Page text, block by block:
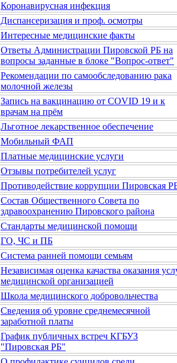
Коронавирусная инфекция
Диспансеризация и проф. осмотры
Интересные медицинские факты
Ответы Администрации Пировской РБ на
вопросы заданные в блоке "Вопрос-ответ"
Рекомендации по самообследованию рака
молочной железы
Запись на вакцинацию от COVID 19 и к
врачам на прём
Льготное лекарственное обеспечение
Мобильный ФАП
Платные медицинские услуги
Отзывы потребителей услуг
Противодействие коррупции Пировская
Состав Общественного Совета по
здравоохранению Пировского района
Стандарты медицинской помощи
ГО, ЧС и ПБ
Система ранней помощи семьям
Независимая оценка качаства оказания
медицинской организацией
Школа медицинского добровольчества
Сведения об уровне среднемесячной
заработной платы
График публичных встреч КГБУЗ
"Пировская РБ"